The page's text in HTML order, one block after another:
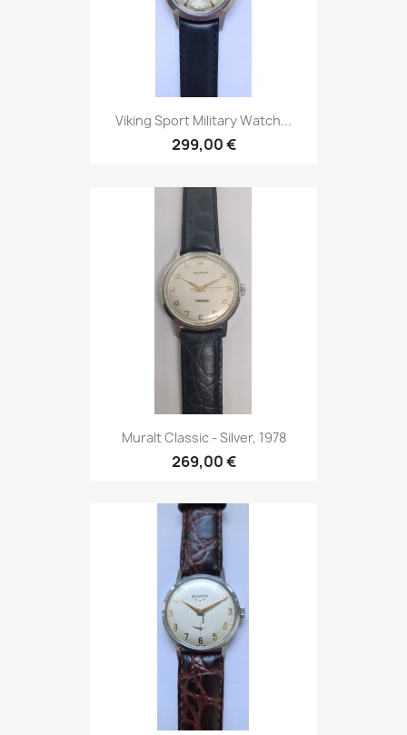
Viking Sport Military Watch...
299,00 €
Muralt Classic - Silver, 1978
269,00 €